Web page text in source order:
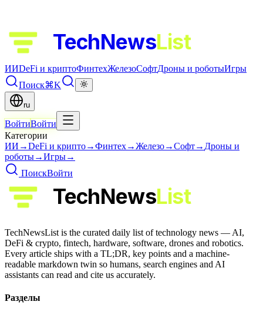
TechNewsList
ИИDeFi и криптоФинтехЖелезоСофтДроны и роботыИгры
Поиск⌘K
ru
ВойтиВойти
Категории
ИИ →DeFi и крипто→Финтех→Железо→Софт→ Дроны и
роботы→Игры→
ПоискВойти
TechNewsList
TechNewsList is the curated daily list of technology news — AI,
DeFi & crypto, fintech, hardware, software, drones and robotics.
Every article ships with a TL;DR, key points and a machine-
readable markdown twin so humans, search engines and AI
assistants can read and cite us accurately.
Разделы